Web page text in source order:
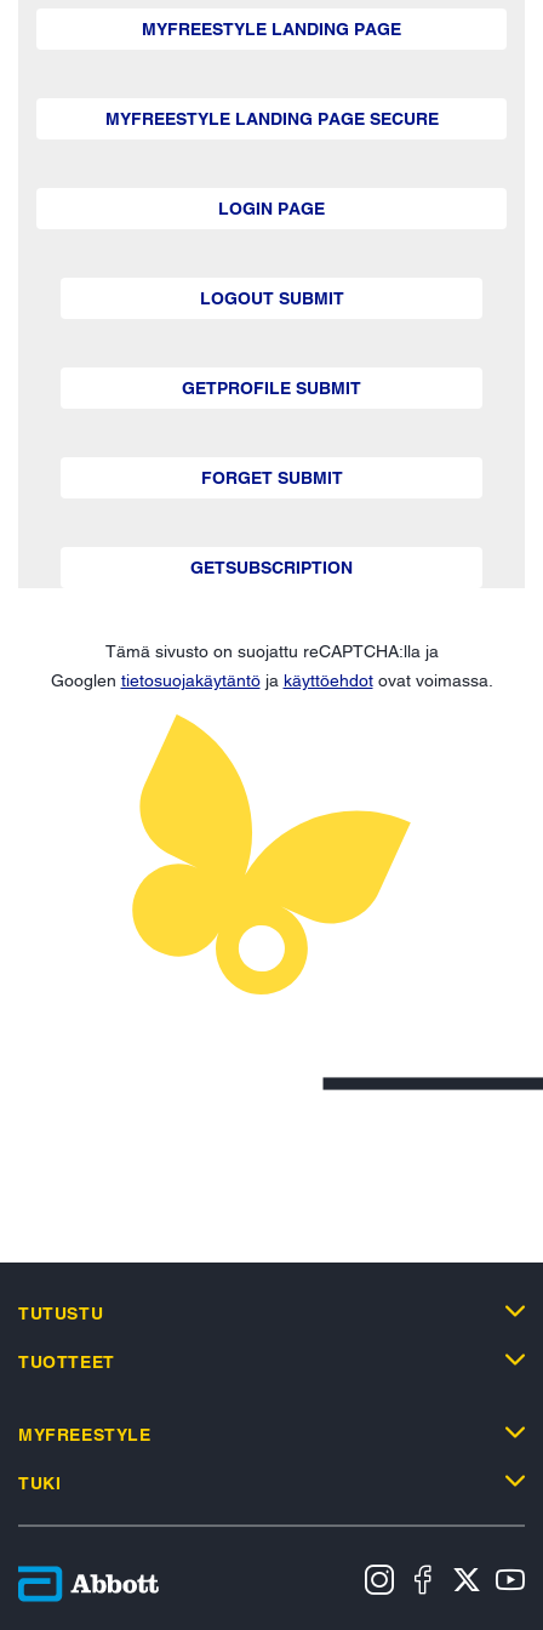
MYFREESTYLE LANDING PAGE
MYFREESTYLE LANDING PAGE SECURE
LOGIN PAGE
LOGOUT SUBMIT
GETPROFILE SUBMIT
FORGET SUBMIT
GETSUBSCRIPTION
Tämä sivusto on suojattu reCAPTCHA:lla ja
Googlen tietosuojakäytäntöja käyttöehdotovat voimassa.
TUTUSTU
TUOTTEET
MYFREESTYLE
TUKI